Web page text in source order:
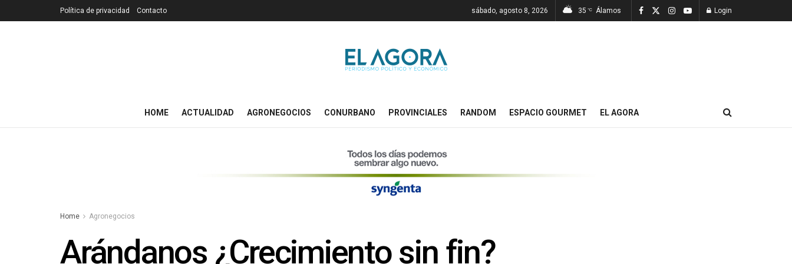
Política de privacidad Contacto sábado, agosto 8, 2026 35 °C Álamos Login
HOME ACTUALIDAD AGRONEGOCIOS CONURBANO PROVINCIALES RANDOM ESPACIO GOURMET EL AGORA
Home Agronegocios
Arándanos ¿Crecimiento sin fin?